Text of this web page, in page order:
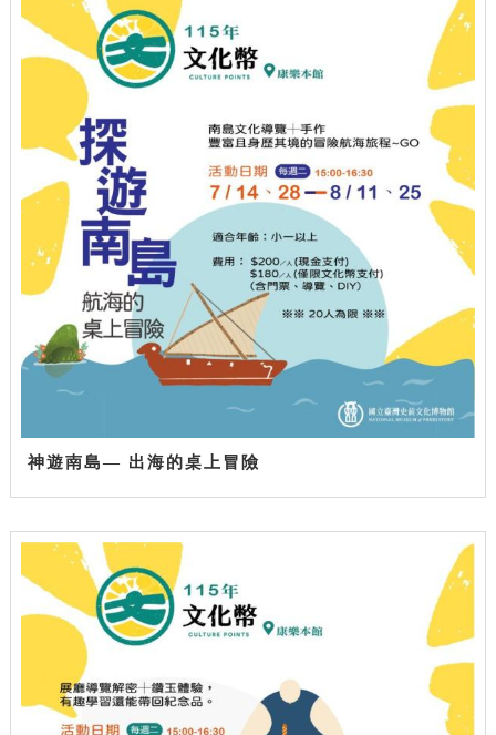
神遊南島— 出海的桌上冒險